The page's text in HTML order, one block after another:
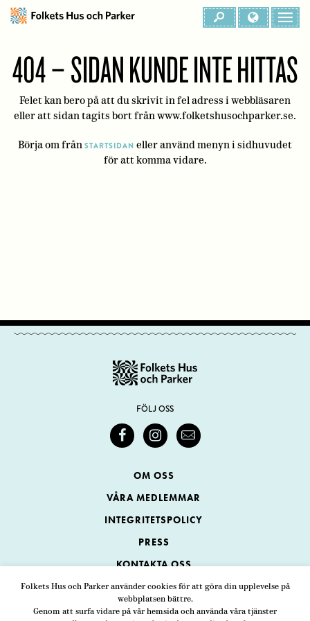
Folkets Hus och Parker använder cookies för att göra din upplevelse på
webbplatsen bättre.
Genom att surfa vidare på vår hemsida och använda våra tjänster
404 – SIDAN KUNDE INTE HITTAS
Felet kan bero på att du skrivit in fel adress i webbläsaren
eller att sidan tagits bort från www.folketshusochparker.se.
Börja om från STARTSIDAN eller använd menyn i sidhuvudet
för att komma vidare.
FÖLJ OSS
OM OSS
VÅRA MEDLEMMAR
INTEGRITETSPOLICY
PRESS
KONTAKTA OSS
Folkets Hus och Parker